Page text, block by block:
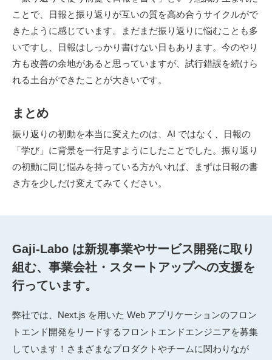
ことで、日報と振り返りが互いの質を高め合うサイクルがで
きたように感じています。まだまだ振り返りに悩むことも多
いですし、日報はしっかり書けない日もあります。今のやり
方も改善の余地があると思っていますが、試行錯誤を続けら
れる土台ができたことが大きいです。
まとめ
振り返りの初動を本当に変えたのは、AI ではなく、日報の
「学び」に背景を一行足すようにしたことでした。振り返り
の初動に同じ悩みを持っている方がいれば、まずは日報の書
き方を少しだけ変えてみてください。
Gaji-Labo は新規事業やサービス開発に取り
組む、事業会社・スタートアップへの支援を
行っています。
弊社では、 Next.js を用いた Web アプリケーションのフロン
トエンド開発をリードするフロントエンドエンジニアを募集
しています！さまざまなプロダクトやチームに関わりなが